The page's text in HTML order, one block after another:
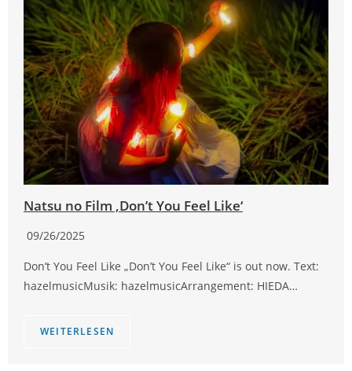
Natsu no Film ‚Don’t You Feel Like‘
09/26/2025
Don’t You Feel Like „Don’t You Feel Like“ is out now. Text:
hazelmusicMusik: hazelmusicArrangement: HIEDA…
WEITERLESEN